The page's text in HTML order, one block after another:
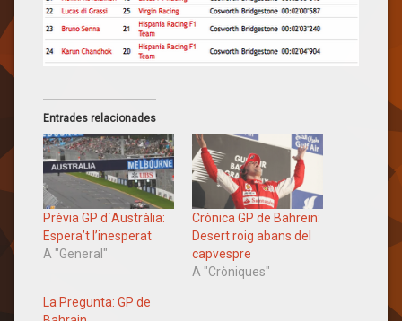
Entrades relacionades
Prèvia GP d´Austràlia:
Espera’t l’inesperat
A "General"
Crònica GP de Bahrein:
Desert roig abans del
capvespre
A "Cròniques"
La Pregunta: GP de